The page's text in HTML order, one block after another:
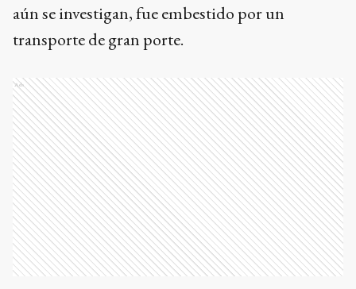
aún se investigan, fue embestido por un
transporte de gran porte.
Ads